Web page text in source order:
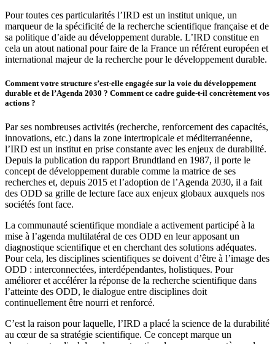
Pour toutes ces particularités l’IRD est un institut unique, un
marqueur de la spécificité de la recherche scientifique française et de
sa politique d’aide au développement durable. L’IRD constitue en
cela un atout national pour faire de la France un référent européen et
international majeur de la recherche pour le développement durable.
Comment votre structure s’est-elle engagée sur la voie du développement
durable et de l’Agenda 2030 ? Comment ce cadre guide-t-il concrètement vos
actions ?
Par ses nombreuses activités (recherche, renforcement des capacités,
innovations, etc.) dans la zone intertropicale et méditerranéenne,
l’IRD est un institut en prise constante avec les enjeux de durabilité.
Depuis la publication du rapport Brundtland en 1987, il porte le
concept de développement durable comme la matrice de ses
recherches et, depuis 2015 et l’adoption de l’Agenda 2030, il a fait
des ODD sa grille de lecture face aux enjeux globaux auxquels nos
sociétés font face.
La communauté scientifique mondiale a activement participé à la
mise à l’agenda multilatéral de ces ODD en leur apposant un
diagnostique scientifique et en cherchant des solutions adéquates.
Pour cela, les disciplines scientifiques se doivent d’être à l’image des
ODD : interconnectées, interdépendantes, holistiques. Pour
améliorer et accélérer la réponse de la recherche scientifique dans
l’atteinte des ODD, le dialogue entre disciplines doit
continuellement être nourri et renforcé.
C’est la raison pour laquelle, l’IRD a placé la science de la durabilité
au cœur de sa stratégie scientifique. Ce concept marque un